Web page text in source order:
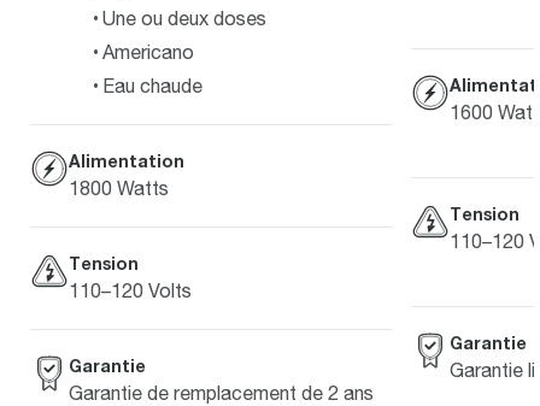
Une ou deux doses
Americano
Eau chaude
Alimentation
1800 Watts
Tension
110–120 Volts
Garantie
Garantie de remplacement de 2 ans
1600
Tension
110–120
Garantie
Garantie